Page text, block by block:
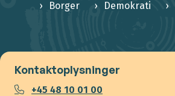
Borger Demokrati
Kontaktoplysninger
+45 48 10 01 00